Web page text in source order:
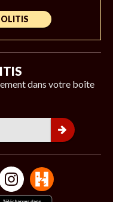
dans votre boîte